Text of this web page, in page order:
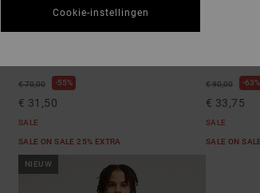
€ 70,00 55%
€ 31,50
SALE
SALE ON SALE 25% EXTRA
€ 90,00 63%
€ 33,75
SALE
SALE ON
NIEUW
Cookie-instellingen